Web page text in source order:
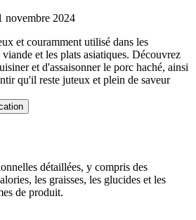
novembre 2024
et couramment utilisé dans les
viande et les plats asiatiques. Découvrez
et d'assaisonner le porc haché, ainsi
qu'il reste juteux et plein de saveur
détaillées, y compris des
les graisses, les glucides et les
de produit.